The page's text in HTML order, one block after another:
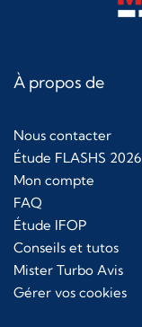
À propos de
Nous contacter
Étude FLASHS 2026
Mon compte
FAQ
Étude IFOP
Conseils et tutos
Mister Turbo Avis
Gérer vos cookies